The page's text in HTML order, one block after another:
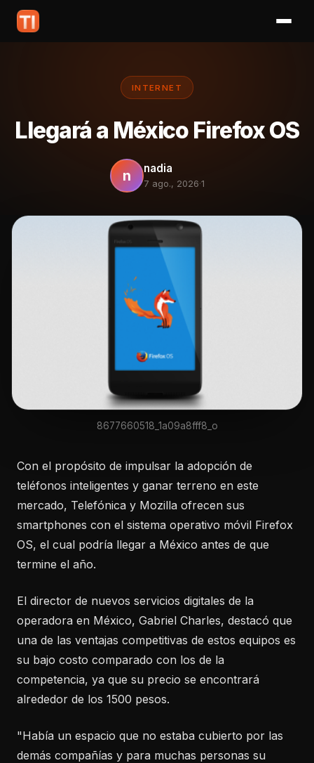
INTERNET
Llegará a México Firefox OS
n nadia
7 ago., 2026·1
8677660518_1a09a8fff8_o
Con el propósito de impulsar la adopción de
teléfonos inteligentes y ganar terreno en este
mercado, Telefónica y Mozilla ofrecen sus
smartphones con el sistema operativo móvil Firefox
OS, el cual podría llegar a México antes de que
termine el año.
El director de nuevos servicios digitales de la
operadora en México, Gabriel Charles, destacó que
una de las ventajas competitivas de estos equipos es
su bajo costo comparado con los de la
competencia, ya que su precio se encontrará
alrededor de los 1500 pesos.
"Había un espacio que no estaba cubierto por las
demás compañías y para muchas personas su